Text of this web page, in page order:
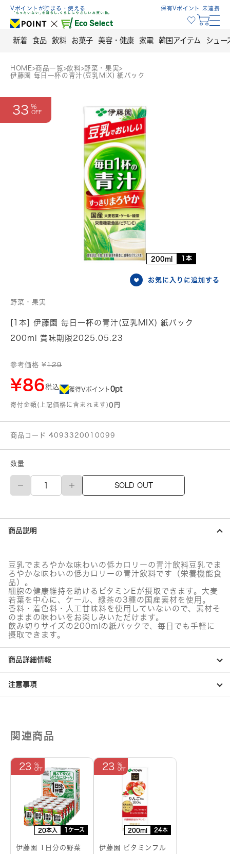
Skip
content
Vポイントが貯まる・使える 保有Vポイント 未連携
新着 食品 飲料 お菓子 美容・健康 家電 韓国アイテム シュー
HOME>商品一覧>飲料>野菜・果実>
伊藤園 毎日一杯の青汁(豆乳MIX) 紙パック
33
200ml 1本
お気に入りに追加する
野菜・果実
[1本] 伊藤園 毎日一杯の青汁(豆乳MIX) 紙パック
200ml 賞味期限2025.05.23
参考価格 ¥129
¥86税込 獲得Vポイント0pt
寄付金額(上記価格に含まれます)0円
商品コード 4093320010099
数量
伊
園
日
一
杯
汁
(豆
MIX)
紙
パ
ッ
ク
個
SOLD OUT
商品説明
豆乳でまろやかな味わいの低カロリーの青汁飲料豆乳でま
ろやかな味わいの低カロリーの青汁飲料です（栄養機能食
品）。
細胞の健康維持を助けるビタミンEが摂取できます。大麦
若葉を中心に、ケール、緑茶の3種の国産素材を使用。
香料・着色料・人工甘味料を使用していないので、素材そ
のままの味わいをお楽しみいただけます。
飲み切りサイズの200mlの紙パックで、毎日でも手軽に
摂取できます。
商品詳細情報
注意事項
関連商品
20本入 1ケース
23
伊藤園 1日分の野菜
200ml 24本
23
伊藤園 ビタミンフル